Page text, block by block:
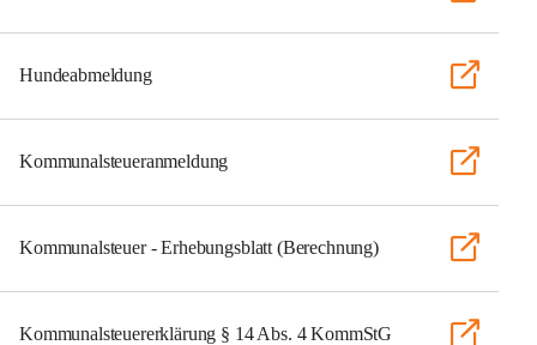
Hundeabmeldung
Kommunalsteueranmeldung
Kommunalsteuer - Erhebungsblatt (Berechnung)
Kommunalsteuererklärung § 14 Abs. 4 KommStG